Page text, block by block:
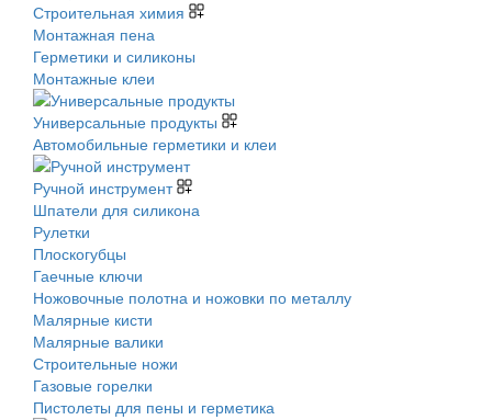
Строительная химия
Монтажная пена
Герметики и силиконы
Монтажные клеи
Универсальные продукты
Автомобильные герметики и клеи
Ручной инструмент
Шпатели для силикона
Рулетки
Плоскогубцы
Гаечные ключи
Ножовочные полотна и ножовки по металлу
Малярные кисти
Малярные валики
Строительные ножи
Газовые горелки
Пистолеты для пены и герметика